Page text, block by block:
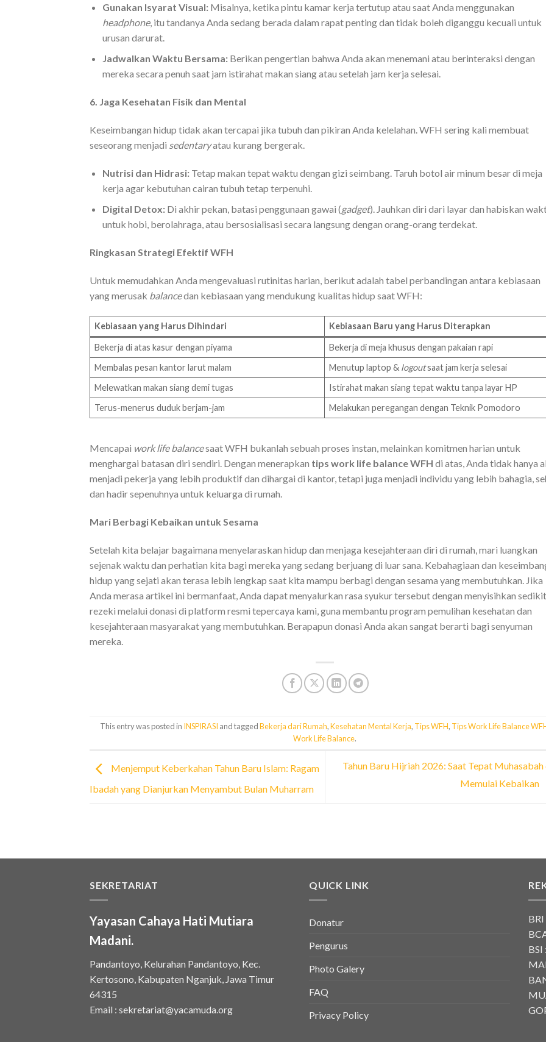
Gunakan Isyarat Visual:Misalnya, ketika pintu kamar kerja tertutup atau saat Anda menggunakan
headphone, itu tandanya Anda sedang berada dalam rapat penting dan tidak boleh diganggu kecuali untuk
urusan darurat.
Jadwalkan Waktu Bersama:Berikan pengertian bahwa Anda akan menemani atau berinteraksi dengan
mereka secara penuh saat jam istirahat makan siang atau setelah jam kerja selesai.
6. Jaga Kesehatan Fisik dan Mental
Keseimbangan hidup tidak akan tercapai jika tubuh dan pikiran Anda kelelahan. WFH sering kali membuat
seseorang menjadi sedentaryatau kurang bergerak.
Nutrisi dan Hidrasi:Tetap makan tepat waktu dengan gizi seimbang. Taruh botol air minum besar di meja
kerja agar kebutuhan cairan tubuh tetap terpenuhi.
Digital Detox:Di akhir pekan, batasi penggunaan gawai (gadget). Jauhkan diri dari layar dan habiskan
untuk hobi, berolahraga, atau bersosialisasi secara langsung dengan orang-orang terdekat.
Ringkasan Strategi Efektif WFH
Untuk memudahkan Anda mengevaluasi rutinitas harian, berikut adalah tabel perbandingan antara kebiasaan
yang merusak balancedan kebiasaan yang mendukung kualitas hidup saat WFH:
Kebiasaan yang Harus Dihindari Kebiasaan Baru yang Harus Diterapkan
Bekerja di atas kasur dengan piyama
Bekerja di meja khusus dengan pakaian rapi
Membalas pesan kantor larut malam
Menutup laptop & logoutsaat jam kerja selesai
Melewatkan makan siang demi tugas
Istirahat makan siang tepat waktu tanpa layar HP
Terus-menerus duduk berjam-jam
Melakukan peregangan dengan Teknik Pomodoro
Mencapai work life balancesaat WFH bukanlah sebuah proses instan, melainkan komitmen harian untuk
menghargai batasan diri sendiri. Dengan menerapkan tips work life balance WFH di atas, Anda tidak hanya
menjadi pekerja yang lebih produktif dan dihargai di kantor, tetapi juga menjadi individu yang lebih bahagia,
dan hadir sepenuhnya untuk keluarga di rumah.
Mari Berbagi Kebaikan untuk Sesama
Setelah kita belajar bagaimana menyelaraskan hidup dan menjaga kesejahteraan diri di rumah, mari luangkan
sejenak waktu dan perhatian kita bagi mereka yang sedang berjuang di luar sana. Kebahagiaan dan
hidup yang sejati akan terasa lebih lengkap saat kita mampu berbagi dengan sesama yang membutuhkan. Jika
Anda merasa artikel ini bermanfaat, Anda dapat menyalurkan rasa syukur tersebut dengan menyisihkan sedikit
rezeki melalui donasi di platform resmi tepercaya kami, guna membantu program pemulihan kesehatan dan
kesejahteraan masyarakat yang membutuhkan. Berapapun donasi Anda akan sangat berarti bagi senyuman
mereka.
This entry was posted in INSPIRASI and taggedBekerja dari Rumah,Kesehatan Mental Kerja, Tips WFH, Tips Work Life Balance
Work Life Balance.
Menjemput Keberkahan Tahun Baru Islam: Ragam
Ibadah yang Dianjurkan Menyambut Bulan Muharram
Tahun Baru Hijriah 2026: Saat Tepat Muhasabah
Memulai Kebaikan
SEKRETARIAT
Yayasan Cahaya Hati Mutiara
Madani.
Pandantoyo, Kelurahan Pandantoyo, Kec.
Kertosono, Kabupaten Nganjuk, Jawa Timur
64315
Email : sekretariat@yacamuda.org
QUICK LINK
Donatur
Pengurus
Photo Galery
FAQ
Privacy Policy
BSI :